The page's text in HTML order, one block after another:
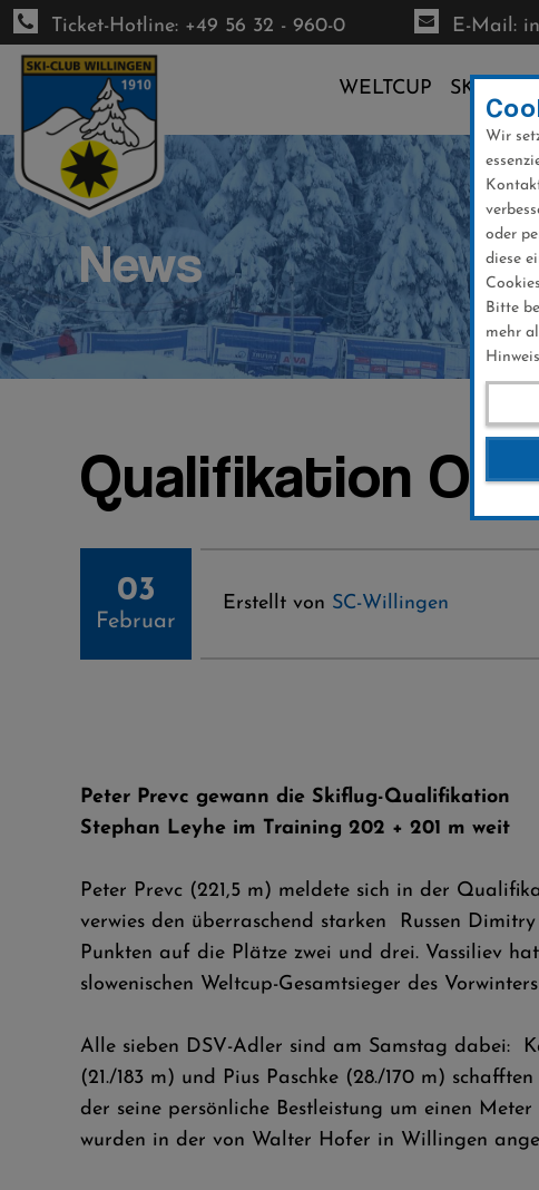
Direkt
zum
Inhalt
Ticket-Hotline: +49 56 32 - 960-0 E-Mail:
WELTCUP SKI-CLUB
News
Qualifikation
03
Februar
Erstellt von SC-Willingen
Peter Prevc gewann die Skiflug-Qualifikation
Stephan Leyhe im Training 202 + 201 m weit
Peter Prevc (221,5 m) meldete sich in der
verwies den überraschend starken Russen
Punkten auf die Plätze zwei und drei. Vassiliev
slowenischen Weltcup-Gesamtsieger des
Alle sieben DSV-Adler sind am Samstag dabei:
(21./183 m) und Pius Paschke (28./170 m)
der seine persönliche Bestleistung um einen
wurden in der von Walter Hofer in Willingen
Wir
oder
diese
Bitte
mehr